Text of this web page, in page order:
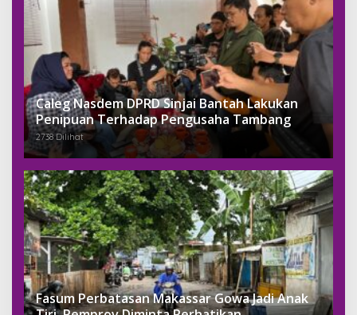
Caleg Nasdem DPRD Sinjai Bantah Lakukan
Penipuan Terhadap Pengusaha Tambang
2738 Dilihat
Fasum Perbatasan Makassar Gowa Jadi Anak